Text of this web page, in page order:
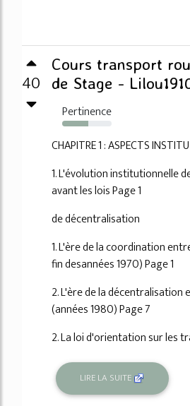
40
Cours transport
de Stage -
Pertinence
53%
CHAPITRE 1 : ASPECTS
1. L'évolution institutionnelle
avant les lois Page 1
de décentralisation
1. L'ère de la coordination
fin desannées 1970) Page 1
2. L'ère de la
(années 1980) Page 7
2. La loi d'orientation sur les
LIRE LA SUITE